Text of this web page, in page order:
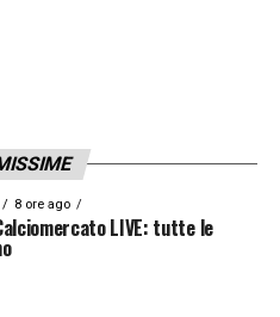
TOP NEWS
8 ore ago
LIVE: tutte le